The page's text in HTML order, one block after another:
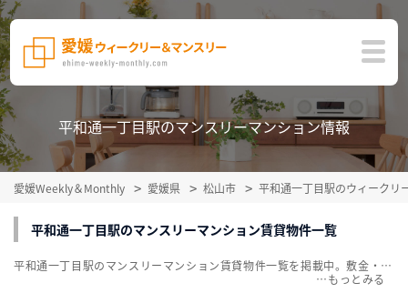
平和通一丁目駅のマンスリーマンション情報
愛媛Weekly＆Monthly 愛媛県 松山市 平和通一丁目駅のウィークリ
平和通一丁目駅のマンスリーマンション賃貸物件一覧
平和通一丁目駅のマンスリーマンション賃貸物件一覧を掲載中。敷金・礼金無料、家具・家電付をご紹介。こだわり条件での絞込みも簡単！
…